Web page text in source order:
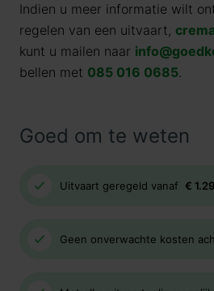
Indien u meer informatie wilt
regelen van een uitvaart,
kunt u mailen naar
bellen met 085 016 0685.
Goed om te weten
Uitvaart geregeld vanaf €
Geen onverwachte kosten